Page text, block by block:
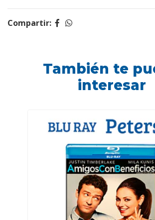
Compartir:
También te
interesar